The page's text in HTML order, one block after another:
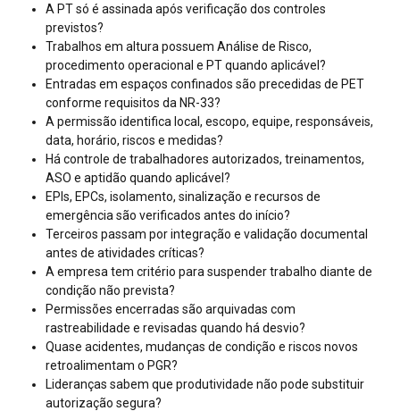
A PT só é assinada após verificação dos controles
previstos?
Trabalhos em altura possuem Análise de Risco,
procedimento operacional e PT quando aplicável?
Entradas em espaços confinados são precedidas de PET
conforme requisitos da NR-33?
A permissão identifica local, escopo, equipe, responsáveis,
data, horário, riscos e medidas?
Há controle de trabalhadores autorizados, treinamentos,
ASO e aptidão quando aplicável?
EPIs, EPCs, isolamento, sinalização e recursos de
emergência são verificados antes do início?
Terceiros passam por integração e validação documental
antes de atividades críticas?
A empresa tem critério para suspender trabalho diante de
condição não prevista?
Permissões encerradas são arquivadas com
rastreabilidade e revisadas quando há desvio?
Quase acidentes, mudanças de condição e riscos novos
retroalimentam o PGR?
Lideranças sabem que produtividade não pode substituir
autorização segura?